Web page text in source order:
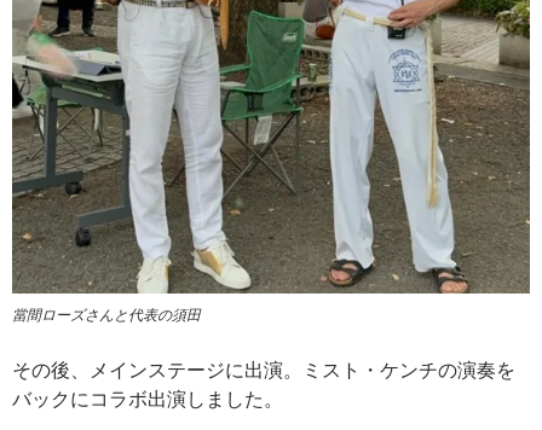
當間ローズさんと代表の須田
その後、メインステージに出演。ミスト・ケンチの演奏を
バックにコラボ出演しました。